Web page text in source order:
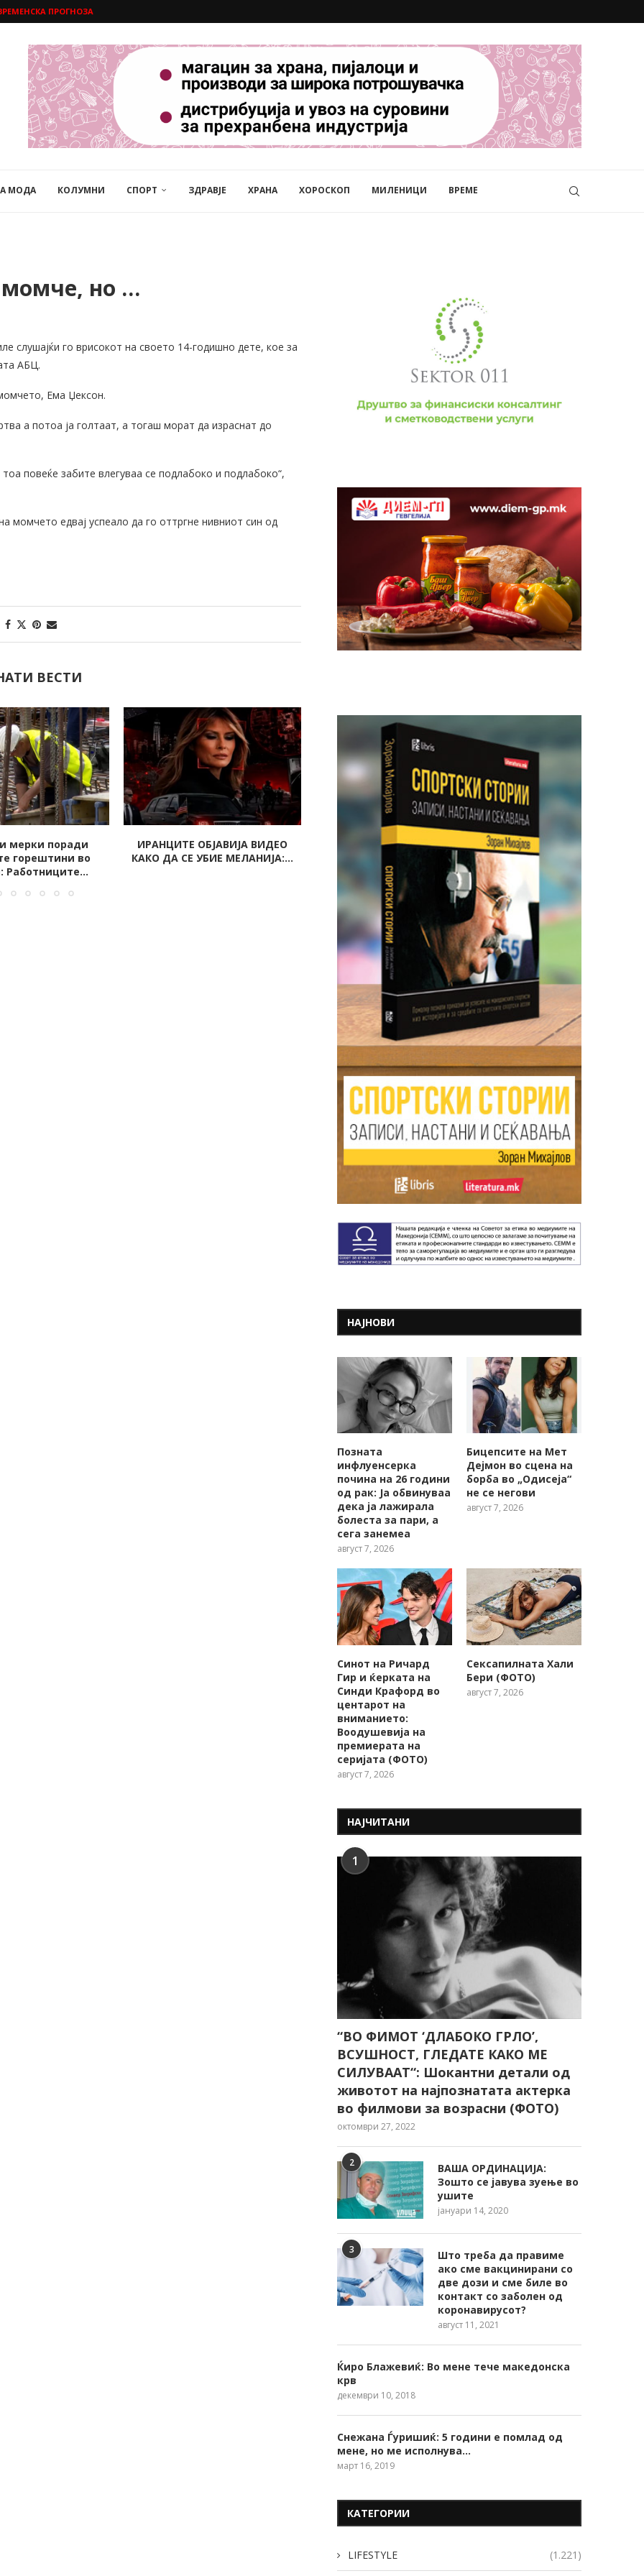
ПРОГНОЗА
МОДА КОЛУМНИ СПОРТ ЗДРАВЈЕ ХРАНА ХОРОСКОП МИЛЕНИЦИ ВРЕМЕ
момче, но …
слушајќи го врисокот на своето 14-годишно дете, кое за
АБЦ.
Ема Џексон.
а потоа ја голтаат, а тогаш морат да израснат до
повеќе забите влегуваа се подлабоко и подлабоко“,
момчето едвај успеало да го оттргне нивниот син од
ВЕСТИ
ОБЈАВИЈА ВИДЕО
УБИЕ МЕЛАНИЈА:...
Италијански новинар брутално
убиен – телото му било...
МАСОВНА ТЕПАЧКА ВО АВИОН НА
10.000 МЕТРИ: Пилотот...
Трагедија во
годишно момче
НАЈНОВИ
Позната
инфлуенсерка
почина на 26 години
од рак: Ја обвинуваа
дека ја лажирала
болеста за пари, а
сега занемеа
август 7, 2026
Бицепсите на Мет
Дејмон во сцена на
борба во „Одисеја“
не се негови
август 7, 2026
Синот на Ричард
Гир и ќерката на
Синди Крафорд во
центарот на
вниманието:
Воодушевија на
премиерата на
серијата (ФОТО)
август 7, 2026
Сексапилната Хали
Бери (ФОТО)
август 7, 2026
НАЈЧИТАНИ
1
“ВО ФИМОТ ‘ДЛАБОКО ГРЛО’,
ВСУШНОСТ, ГЛЕДАТЕ КАКО МЕ
СИЛУВААТ“: Шокантни детали од
животот на најпознатата актерка
во филмови за возрасни (ФОТО)
октомври 27, 2022
2
ВАША ОРДИНАЦИЈА:
Зошто се јавува зуење во
ушите
јануари 14, 2020
3
Што треба да правиме
ако сме вакцинирани со
две дози и сме биле во
контакт со заболен од
коронавирусот?
август 11, 2021
Ќиро Блажевиќ: Во мене тече македонска
крв
декември 10, 2018
Снежана Ѓуришиќ: 5 години е помлад од
мене, но ме исполнува…
март 16, 2019
КАТЕГОРИИ
LIFESTYLE (1.221)